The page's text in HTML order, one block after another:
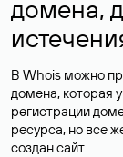
домена,
В Whois можно
домена, которая
регистрации
ресурса, но все
создан сайт.